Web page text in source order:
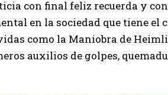
con final feliz recuerda y
en la sociedad que tiene el
como la Maniobra de
auxilios de golpes,